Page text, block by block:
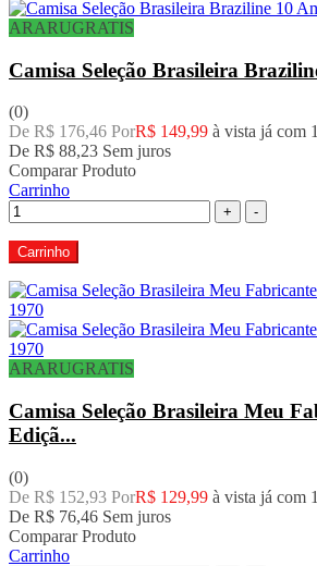
ARARUGRATIS
Camisa Seleção Brasileira
(0)
De R$ 176,46 PorR$ 149,99 à vista já com
De R$ 88,23 Sem juros
Comparar Produto
Carrinho
+ -
Carrinho
ARARUGRATIS
Camisa Seleção Brasileira Meu
Ediçã...
(0)
De R$ 152,93 PorR$ 129,99 à vista já com
De R$ 76,46 Sem juros
Comparar Produto
Carrinho